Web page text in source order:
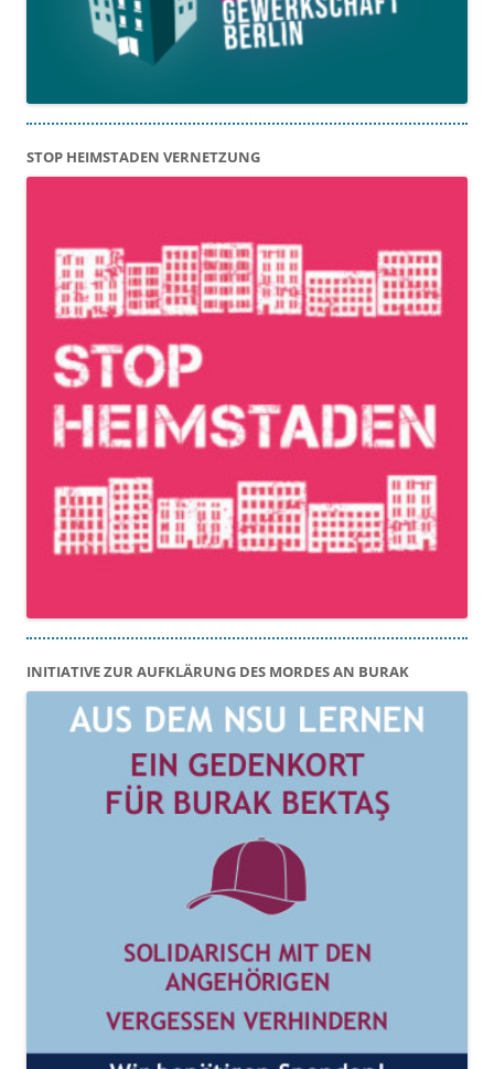
STOP HEIMSTADEN VERNETZUNG
INITIATIVE ZUR AUFKLÄRUNG DES MORDES AN BURAK